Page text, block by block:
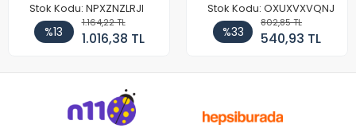
Stok Kodu: NPXZNZLRJI
%13
1.164,22 TL
1.016,38 TL
Stok Kodu: OXUXVXVQNJ
%33
802,85 TL
540,93 TL